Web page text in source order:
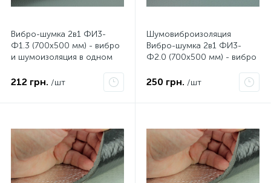
Вибро-шумка 2в1 ФИ3-
Ф1.3 (700х500 мм) - вибро
и шумоизоляция в одном
212 грн. /шт
Шумовиброизоляция
Вибро-шумка 2в1 ФИ3-
Ф2.0 (700х500 мм) - вибро
листе
250 грн. /шт